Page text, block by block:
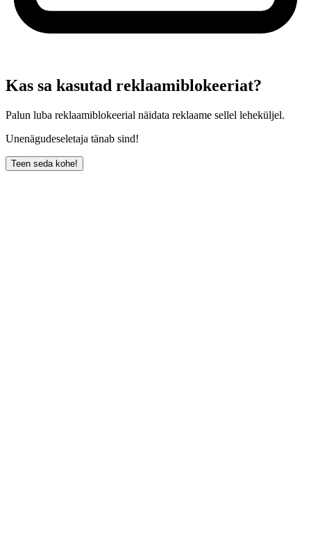
Kas sa kasutad reklaamiblokeeriat?
Palun luba reklaamiblokeerial näidata reklaame sellel leheküljel.
Unenägudeseletaja tänab sind!
Teen seda kohe!